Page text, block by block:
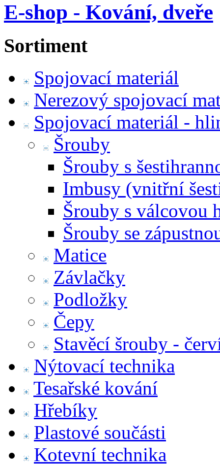
E-shop - Kování, dveře
Sortiment
Spojovací materiál
Nerezový spojovací
Spojovací materiál -
Šrouby
Šrouby s
Imbusy (vnitřní
Šrouby s válcovou
Šrouby se
Matice
Závlačky
Podložky
Čepy
Stavěcí šrouby -
Nýtovací technika
Tesařské kování
Hřebíky
Plastové součásti
Kotevní technika